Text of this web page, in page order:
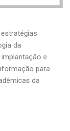
da
e
para
da